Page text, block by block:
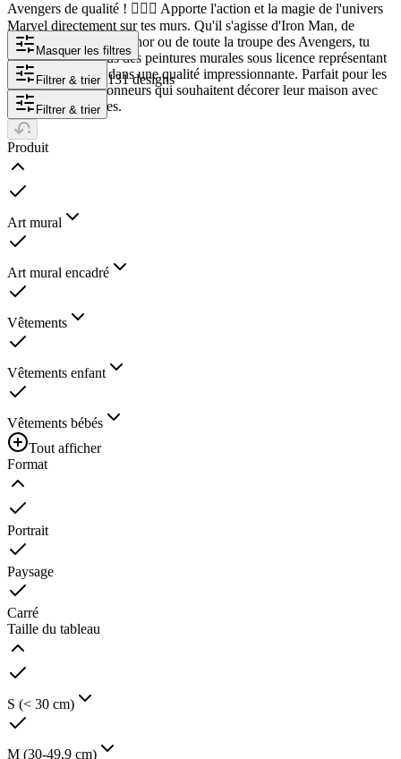
Avengers de qualité ! 🦸‍♂️✨ Apporte l'action et la magie de l'univers
Marvel directement sur tes murs. Qu'il s'agisse d'Iron Man, de
Captain America, de Thor ou de toute la troupe des Avengers, tu
trouveras chez nous des peintures murales sous licence représentant
tes héros préférés dans une qualité impressionnante. Parfait pour les
fans et les collectionneurs qui souhaitent décorer leur maison avec
des designs épiques.
Masquer les filtres
Filtrer & trier 131 designs
Filtrer & trier
Produit
Art mural
Art mural encadré
Vêtements
Vêtements enfant
Vêtements bébés
Tout afficher
Format
Portrait
Paysage
Carré
Taille du tableau
S (< 30 cm)
M (30-49,9 cm)